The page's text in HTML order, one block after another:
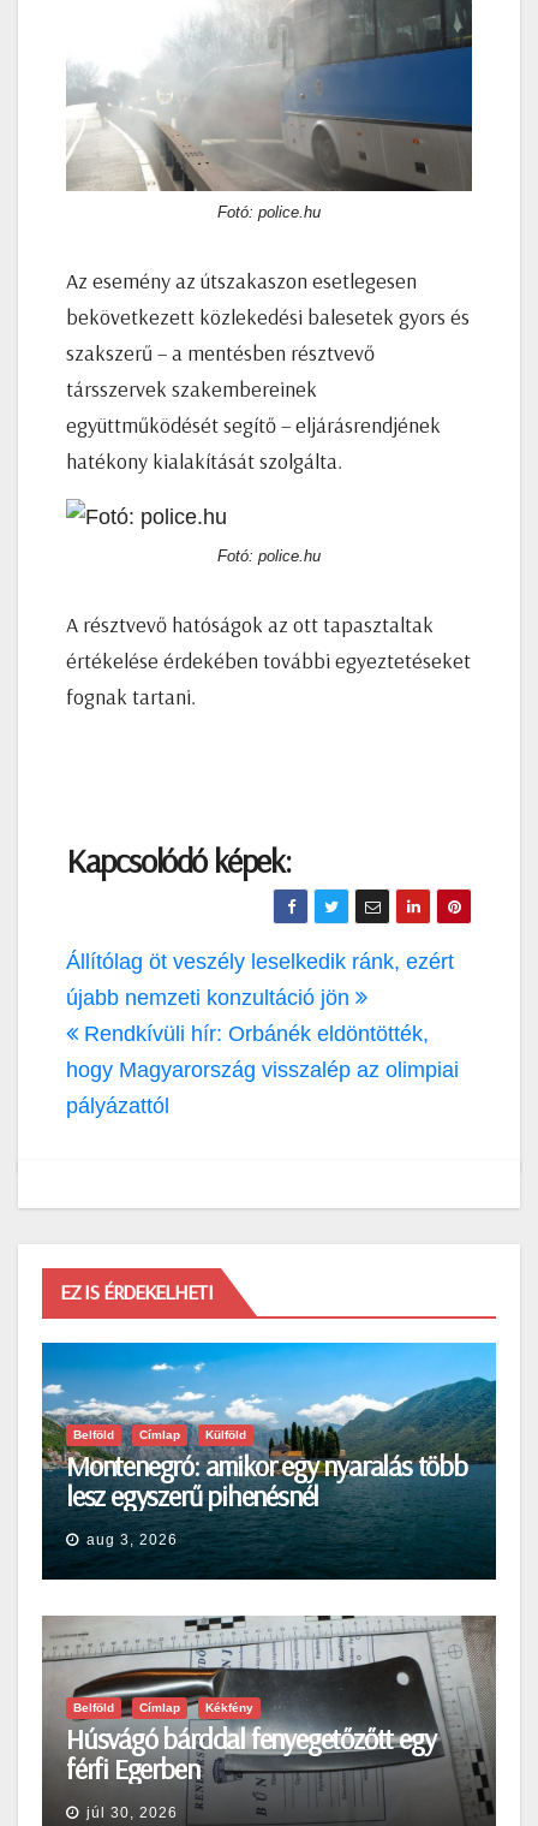
Fotó: police.hu
Az esemény az útszakaszon esetlegesen
bekövetkezett közlekedési balesetek gyors és
szakszerű – a mentésben résztvevő
társszervek szakembereinek
együttműködését segítő – eljárásrendjének
hatékony kialakítását szolgálta.
Fotó: police.hu
A résztvevő hatóságok az ott tapasztaltak
értékelése érdekében további egyeztetéseket
fognak tartani.
Kapcsolódó képek:
Bejegyzés
navigáció
Állítólag öt veszély leselkedik ránk, ezért
újabb nemzeti konzultáció jön
Rendkívüli hír: Orbánék eldöntötték,
hogy Magyarország visszalép az olimpiai
pályázattól
EZ IS ÉRDEKELHETI
Belföld Címlap Külföld
Montenegró: amikor egy nyaralás több
lesz egyszerű pihenésnél
aug 3, 2026
Belföld Címlap Kékfény
Húsvágó bárddal fenyegetőzőtt egy
férfi Egerben
júl 30, 2026